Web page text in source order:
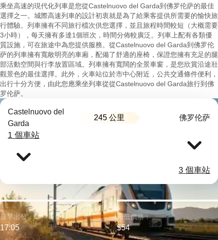
乘坐高速的現代化列車是您從Castelnuovo del Garda到佛罗伦萨的最佳
選擇之一。城際高速列車的設計初衷就是為了給乘客提供所需要的愉快旅
行體驗。列車擁有不同旅行檔次供您選擇，並且旅程時間較短（大概需要
3小時），每天擁有多達1個班次，時間分佈較廣泛。列車上配有各類優
質設施，可在旅途中為您提供服務。從Castelnuovo del Garda到佛罗伦
萨的列車擁有寬敞明亮的車廂，配備了舒適的座椅，保證您擁有充足的腿
部活動空間與行李放置區域。列車擁有寬闊的全景車窗，是您欣賞沿途壯
觀景色的最佳選擇。此外，火車站位於市中心附近，公共交通條件便利，
出行十分方便，由此您應乘坐列車從從Castelnuovo del Garda旅行到佛
罗伦萨。
Castelnuovo del
Garda
245 公里 佛罗伦萨
1 個車站
3 個車站
最早出發：
17:05
最低價格：
$54